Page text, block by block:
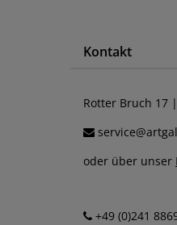
Kontakt
Rotter Bruch 17
oder über unser
+49 (0)241